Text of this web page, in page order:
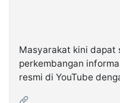
Masyarakat kini dapat
perkembangan
resmi di YouTube